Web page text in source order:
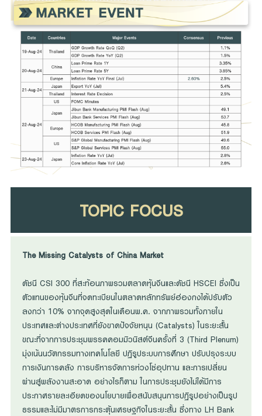
TOPIC FOCUS
The Missing Catalysts of China Market
ดัชนี CSI 300 ที่สะท้อนภาพรวมตลาดหุ้นจีนและดัชนี HSCEI ซึ่งเป็น
ตัวแทนของหุ้นจีนที่จดทะเบียนในตลาดหลักทรัพย์ฮ่องกงได้ปรับตัว
ลงกว่า 10% จากจุดสูงสุดในเดือนพ.ค. จากภาพรวมทั้งภายใน
ประเทศและต่างประเทศที่ยังขาดปัจจัยหนุน (Catalysts) ในระยะสั้น
ขณะที่จากการประชุมพรรคคอมมิวนิสต์จีนครั้งที่ 3 (Third Plenum)
มุ่งเน้นนวัตกรรมทางเทคโนโลยี ปฏิรูประบบการศึกษา ปรับปรุงระบบ
การเงินการคลัง การบริหารจัดการห่วงโซ่อุปทาน และการเปลี่ยน
ผ่านสู่พลังงานสะอาด อย่างไรก็ตาม ในการประชุมยังไม่ได้มีการ
ประกาศรายละเอียดของนโยบายเพื่อสนับสนุนการปฏิรูปอย่างเป็นรูป
ธรรมและไม่มีมาตรการกระตุ้นเศรษฐกิจในระยะสั้น ซึ่งทาง LH Bank